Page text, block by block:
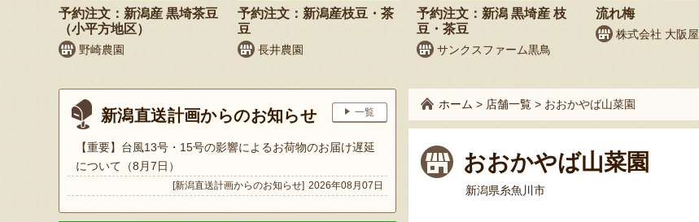
予約注文：新潟産 黒埼茶豆
（小平方地区）
野崎農園
予約注文：新潟産枝豆・茶
豆
長井農園
予約注文：新潟 黒埼産 枝
豆・茶豆
サンクスファーム黒鳥
流れ梅
株式会社 大阪屋
新潟直送計画からのお知らせ 一覧
【重要】台風13号・15号の影響によるお荷物のお届け遅延
について（8月7日）
[新潟直送計画からのお知らせ] 2026年08月07日
ホーム > 店舗一覧 > おおかやば山菜園
おおかやば山菜園
新潟県糸魚川市